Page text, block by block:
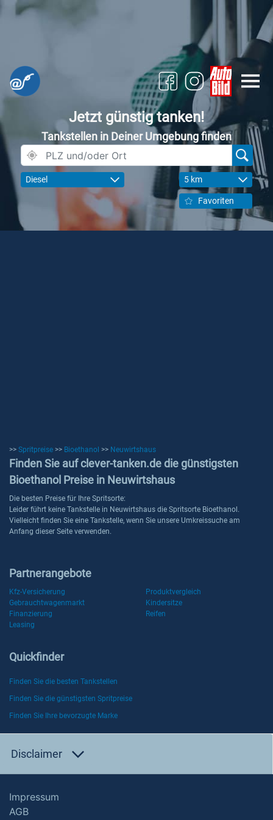
Jetzt günstig tanken!
Tankstellen in Deiner Umgebung finden
Diesel 5 km
Favoriten
>> Spritpreise >> Bioethanol >> Neuwirtshaus
Finden Sie auf clever-tanken.de die günstigsten
Bioethanol Preise in Neuwirtshaus
Die besten Preise für Ihre Spritsorte:
Leider führt keine Tankstelle in Neuwirtshaus die Spritsorte Bioethanol.
Vielleicht finden Sie eine Tankstelle, wenn Sie unsere Umkreissuche am
Anfang dieser Seite verwenden.
Partnerangebote
Kfz-Versicherung
Produktvergleich
Gebrauchtwagenmarkt
Kindersitze
Finanzierung
Reifen
Leasing
Quickfinder
Finden Sie die besten Tankstellen
Finden Sie die günstigsten Spritpreise
Finden Sie Ihre bevorzugte Marke
Disclaimer
Impressum
AGB